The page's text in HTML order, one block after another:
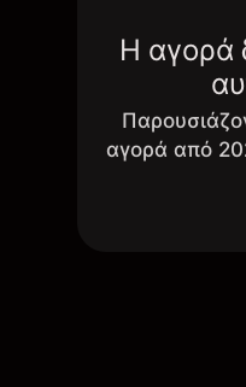
Η αγορά
αγορά από